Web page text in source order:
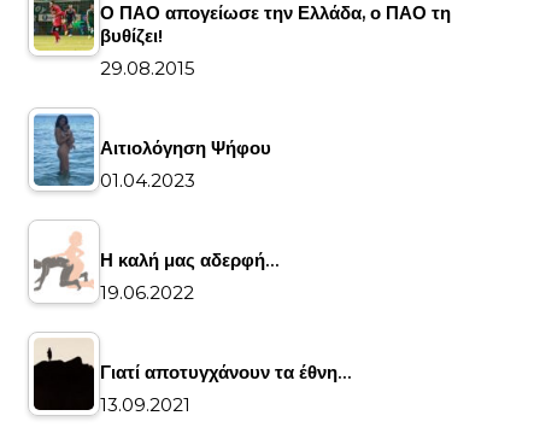
Ο ΠΑΟ απογείωσε την Ελλάδα, ο ΠΑΟ τη
βυθίζει!
29.08.2015
Αιτιολόγηση Ψήφου
01.04.2023
Η καλή μας αδερφή…
19.06.2022
Γιατί αποτυγχάνουν τα έθνη…
13.09.2021